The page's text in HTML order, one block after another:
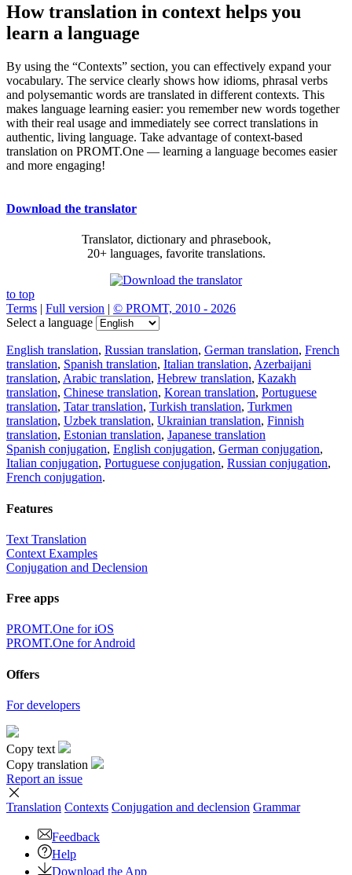
How translation in context helps you
learn a language
By using the “Contexts” section, you can effectively expand your
vocabulary. The service clearly shows how idioms, phrasal verbs
and polysemantic words are translated in different contexts. This
makes language learning easier: you remember new words together
with their real usage and immediately see correct translations in
authentic, living language. Take advantage of context-based
translation on PROMT.One — learning a language becomes easier
and more engaging!
Download the translator
Translator, dictionary and phrasebook,
20+ languages, favorite translations.
to top
Terms | Full version | © PROMT, 2010 - 2026
Select a language
English translation, Russian translation, German translation, French
translation, Spanish translation, Italian translation, Azerbaijani
translation, Arabic translation, Hebrew translation, Kazakh
translation, Chinese translation, Korean translation, Portuguese
translation, Tatar translation, Turkish translation, Turkmen
translation, Uzbek translation, Ukrainian translation, Finnish
translation, Estonian translation, Japanese translation
Spanish conjugation, English conjugation, German conjugation,
Italian conjugation, Portuguese conjugation, Russian conjugation,
French conjugation.
Features
Text Translation
Context Examples
Conjugation and Declension
Free apps
PROMT.One for iOS
PROMT.One for Android
Offers
For developers
Copy text
Copy translation
Report an issue
Translation Contexts Conjugation and declension Grammar
Feedback
Help
Download the App